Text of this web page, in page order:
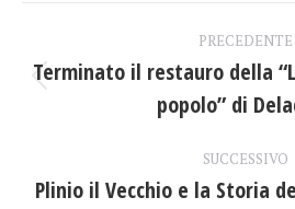
tra
post
PRECEDENTE
Post
Terminato il restauro della
popolo” di
SUCCESSIVO
Plinio il Vecchio e la Storia